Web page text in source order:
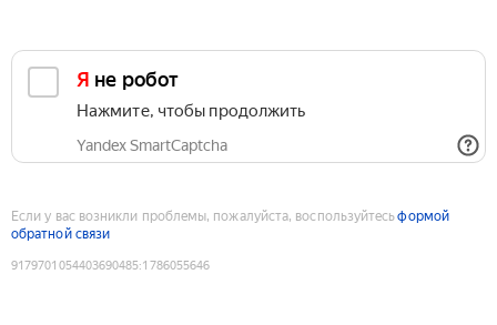
Я не робот
Нажмите, чтобы продолжить
Yandex SmartCaptcha
Если у вас возникли проблемы, пожалуйста, воспользуйтесьформой
обратной связи
9179701054403690485:1786055646